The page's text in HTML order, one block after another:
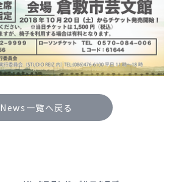
News一覧へ戻る